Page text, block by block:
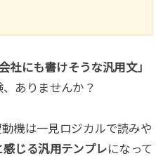
社にも書けそうな汎用文」
ありませんか？
機は一見ロジカルで読みや
感じる汎用テンプレになって